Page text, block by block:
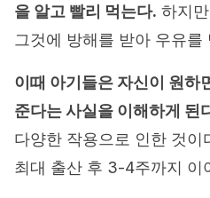
을 알고 빨리 먹는다. 하지
그것에 방해를 받아 우유를
이때 아기들은 자신이 원하
준다는 사실을 이해하게 된
다양한 작용으로 인한 것이
최대 출산 후 3-4주까지 이